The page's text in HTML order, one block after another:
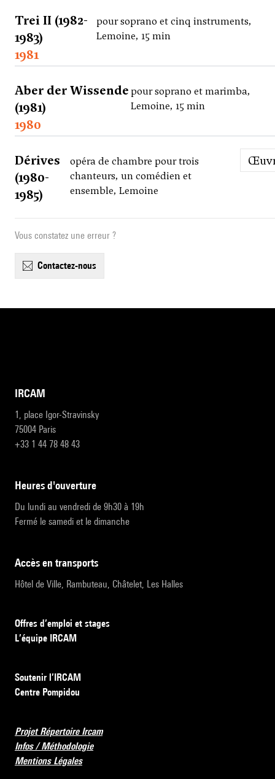
Trei II (1982-
1983)
pour soprano et cinq instruments,
Lemoine, 15 min
1981
Aber der Wissende
(1981)
pour soprano et marimba,
Lemoine, 15 min
1980
Dérives
(1980-
1985)
opéra de chambre pour trois
chanteurs, un comédien et
ensemble, Lemoine
Vous constatez une erreur ?
contactez-nous
IRCAM
1, place Igor-Stravinsky
75004 Paris
+33 1 44 78 48 43
heures d'ouverture
Du lundi au vendredi de 9h30 à 19h
Fermé le samedi et le dimanche
accès en transports
Hôtel de Ville, Rambuteau, Châtelet, Les Halles
Offres d’emploi et stages
L’équipe IRCAM
Soutenir l’IRCAM
Centre Pompidou
Projet Répertoire Ircam
Infos / Méthodologie
Mentions Légales